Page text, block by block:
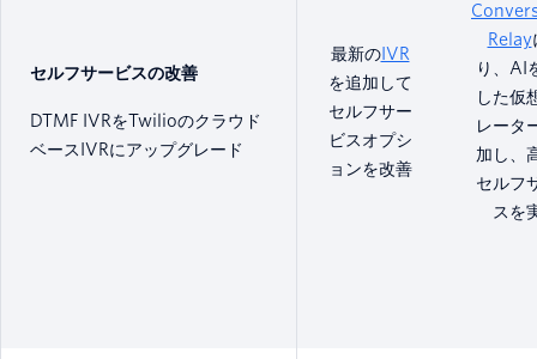
セルフサービスの改善
DTMF IVRをTwilioのクラウド
ベースIVRにアップグレード
最新のIVR
を追加して
セルフサー
ビスオプシ
ョンを改善
Relay
り、AI
した仮
レータ
加し、
セルフ
スを